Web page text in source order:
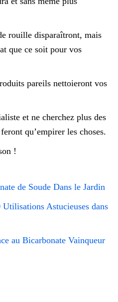
rouille disparaîtront, mais
que ce soit pour vos
pareils nettoieront vos
et ne cherchez plus des
qu’empirer les choses.
!
de Soude Dans le Jardin
Astucieuses dans
au Bicarbonate Vainqueur